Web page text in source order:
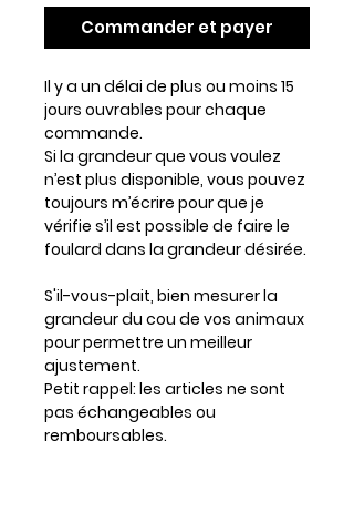
Commander et payer
Il y a un délai de plus ou moins 15
jours ouvrables pour chaque
commande.
Si la grandeur que vous voulez
n’est plus disponible, vous pouvez
toujours m’écrire pour que je
vérifie s’il est possible de faire le
foulard dans la grandeur désirée.
S'il-vous-plait, bien mesurer la
grandeur du cou de vos animaux
pour permettre un meilleur
ajustement.
Petit rappel: les articles ne sont
pas échangeables ou
remboursables.